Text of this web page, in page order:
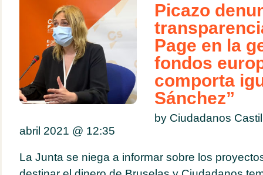
Picazo
Page en la
fondos
comporta
Sánchez”
by Ciudadanos
abril 2021 @ 12:35
La Junta se niega a informar sobre los